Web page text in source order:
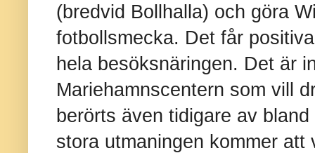
(bredvid Bollhalla) och göra
fotbollsmecka. Det får
hela besöksnäringen. Det är
Mariehamnscentern som vill
berörts även tidigare av
stora utmaningen kommer